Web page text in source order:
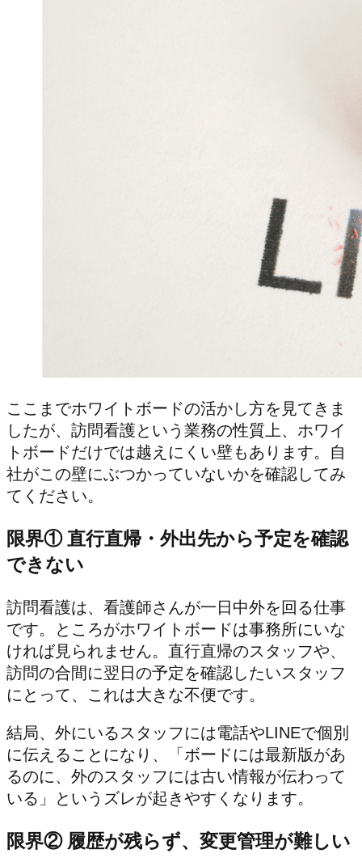
ここまでホワイトボードの活かし方を見てきま
したが、訪問看護という業務の性質上、ホワイ
トボードだけでは越えにくい壁もあります。自
社がこの壁にぶつかっていないかを確認してみ
てください。
限界① 直行直帰・外出先から予定を確認
できない
訪問看護は、看護師さんが一日中外を回る仕事
です。ところがホワイトボードは事務所にいな
ければ見られません。直行直帰のスタッフや、
訪問の合間に翌日の予定を確認したいスタッフ
にとって、これは大きな不便です。
結局、外にいるスタッフには電話やLINEで個別
に伝えることになり、「ボードには最新版があ
るのに、外のスタッフには古い情報が伝わって
いる」というズレが起きやすくなります。
限界② 履歴が残らず、変更管理が難しい